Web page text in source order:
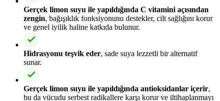
Gerçek limon suyu ile yapıldığında C vitamini açısından
zengin, bağışıklık fonksiyonunu destekler, cilt sağlığını korur
ve genel iyilik haline katkıda bulunur.
Hidrasyonu teşvik eder, sade suya lezzetli bir alternatif
sunar.
Gerçek limon suyu ile yapıldığında antioksidanlar içerir,
bu da vücudu serbest radikallere karşı korur ve iltihaplanmayı